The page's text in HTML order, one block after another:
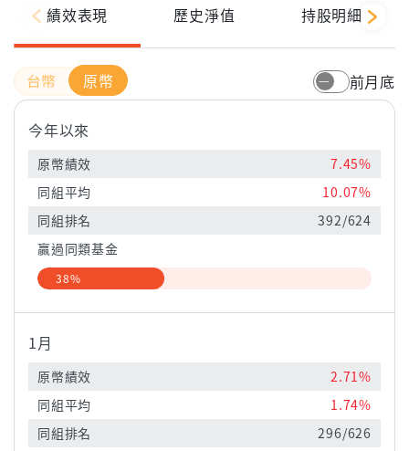
績效表現 歷史淨值 持股明細
原幣 前月底
今年以來
原幣績效
7.45%
同組平均
10.07%
同組排名
392/624
贏過同類基金
38%
1月
原幣績效
2.71%
同組平均
1.74%
同組排名
296/626